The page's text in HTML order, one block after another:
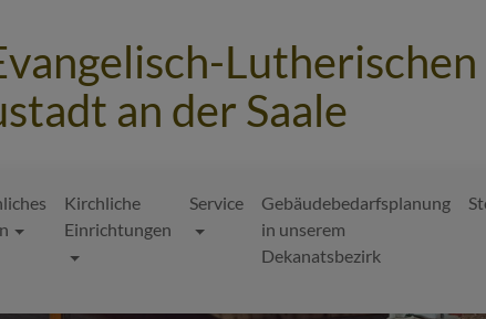
an der Saale
Kirchliche
Einrichtungen
Service
Gebäudebedarfsplanung
in unserem
Dekanatsbezirk